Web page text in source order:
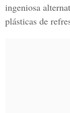
ingeniosa
plásticas de